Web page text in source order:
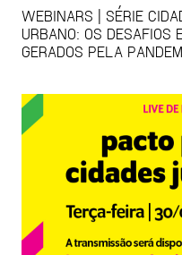
WEBINARS | SÉRIE
URBANO: OS DESAFIOS
GERADOS PELA